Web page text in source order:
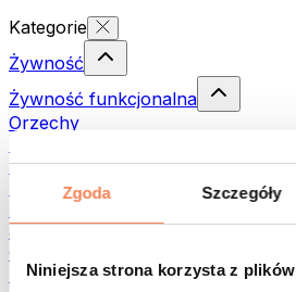
Zgoda Szczegóły
Niniejsza strona korzysta z
Kategorie
Żywność
Żywność funkcjonalna
Orzechy
Pasty i kremy do smarowania
Jajka
Chleb i pieczywo
Mięso